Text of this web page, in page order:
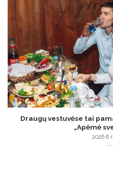
Draugų vestuvėse tai
„Apėmė
2026 6